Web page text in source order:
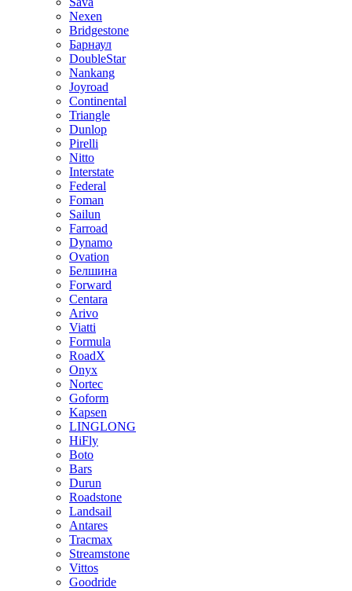
Nexen
Bridgestone
Барнаул
DoubleStar
Nankang
Joyroad
Continental
Triangle
Dunlop
Pirelli
Nitto
Interstate
Federal
Foman
Sailun
Farroad
Dynamo
Ovation
Белшина
Forward
Centara
Arivo
Viatti
Formula
RoadX
Onyx
Nortec
Goform
Kapsen
LINGLONG
HiFly
Boto
Bars
Durun
Roadstone
Landsail
Antares
Tracmax
Streamstone
Vittos
Goodride